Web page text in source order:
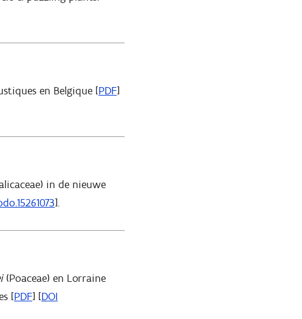
en Belgique [PDF]
in de nieuwe
].
(Poaceae) en Lorraine
[PDF] [DOI